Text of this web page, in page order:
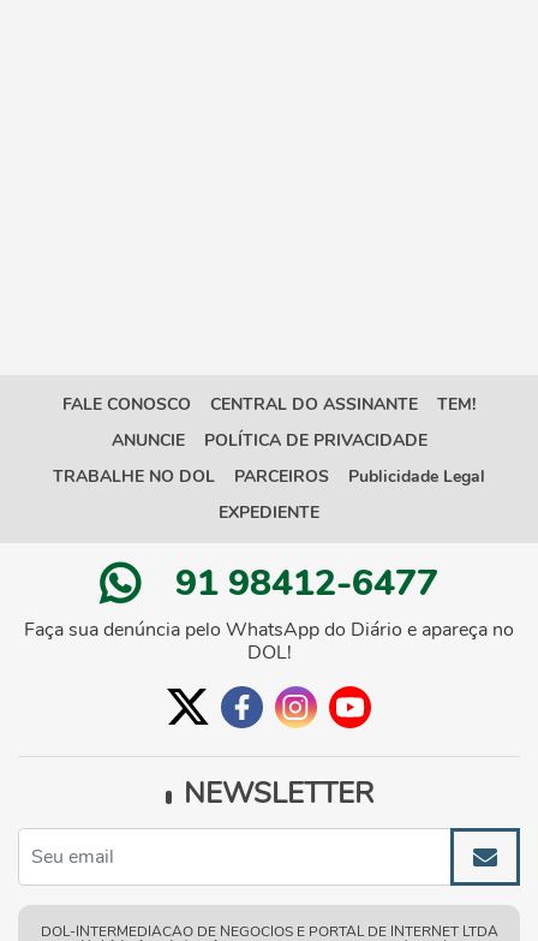
FALE CONOSCO CENTRAL DO ASSINANTE
TEM!
ANUNCIE
POLÍTICA DE PRIVACIDADE
TRABALHE NO DOL
PARCEIROS
Publicidade Legal
EXPEDIENTE
91 98412-6477
Faça sua denúncia pelo WhatsApp do Diário e apareça no
DOL!
NEWSLETTER
DOL-INTERMEDIACAO DE NEGOCIOS E PORTAL DE INTERNET LTDA